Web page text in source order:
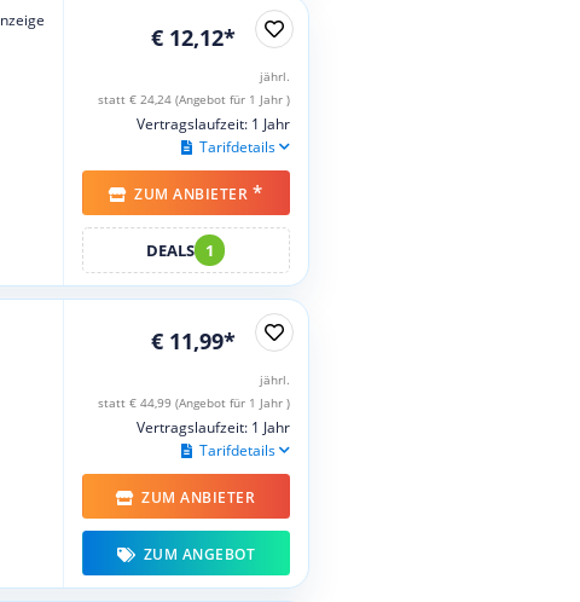
€ 12,12*
jährl.
statt € 24,24 (Angebot für 1 Jahr )
Vertragslaufzeit: 1 Jahr
Tarifdetails
ZUM ANBIETER *
DEALS 1
€ 11,99*
jährl.
statt € 44,99 (Angebot für 1 Jahr )
Vertragslaufzeit: 1 Jahr
Tarifdetails
ZUM ANBIETER
ZUM ANGEBOT